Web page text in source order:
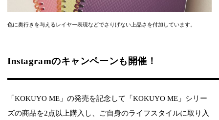
色に奥行きを与えるレイヤー表現などでさりげない上品さを付加しています。
Instagramのキャンペーンも開催！
「KOKUYO ME」の発売を記念して「KOKUYO ME」シリー
ズの商品を2点以上購入し、ご自身のライフスタイルに取り入